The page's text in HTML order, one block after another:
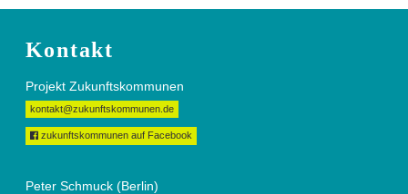
Kontakt
Projekt Zukunftskommunen
kontakt@zukunftskommunen.de
zukunftskommunen auf Facebook
Peter Schmuck (Berlin)